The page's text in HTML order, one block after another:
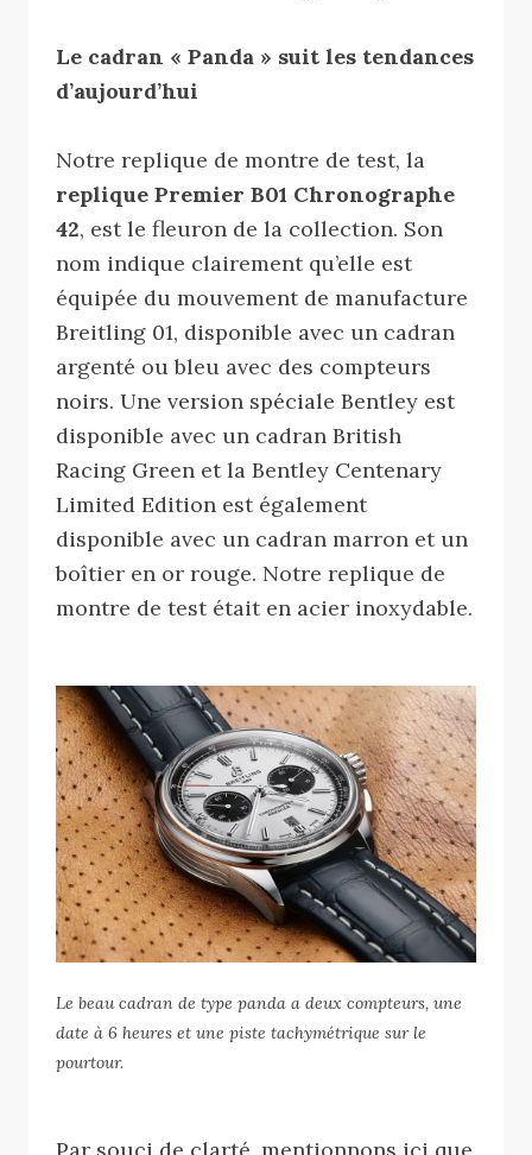
Le cadran « Panda » suit les tendances
d’aujourd’hui
Notre replique de montre de test, la
replique Premier B01 Chronographe
42, est le fleuron de la collection. Son
nom indique clairement qu’elle est
équipée du mouvement de manufacture
Breitling 01, disponible avec un cadran
argenté ou bleu avec des compteurs
noirs. Une version spéciale Bentley est
disponible avec un cadran British
Racing Green et la Bentley Centenary
Limited Edition est également
disponible avec un cadran marron et un
boîtier en or rouge. Notre replique de
montre de test était en acier inoxydable.
Le beau cadran de type panda a deux compteurs, une
date à 6 heures et une piste tachymétrique sur le
pourtour.
Par souci de clarté, mentionnons ici que